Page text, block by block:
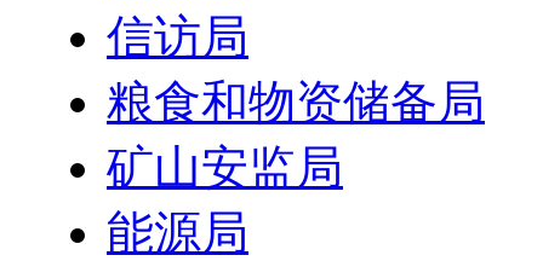
信访局
粮食和物资储备局
矿山安监局
能源局